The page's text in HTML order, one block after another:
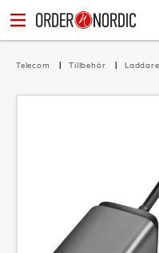
Telecom Tillbehör Laddare